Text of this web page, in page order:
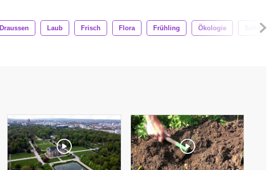
Draussen Laub Frisch Flora Frühling Ökologie Schön